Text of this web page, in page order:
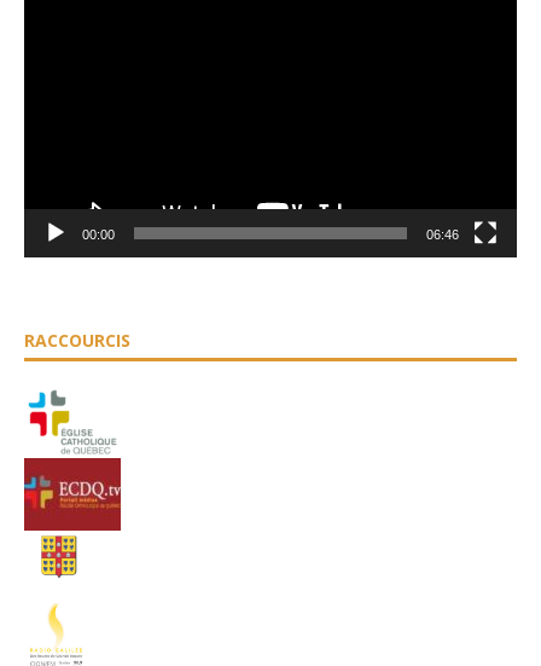
00:00 06:46
RACCOURCIS